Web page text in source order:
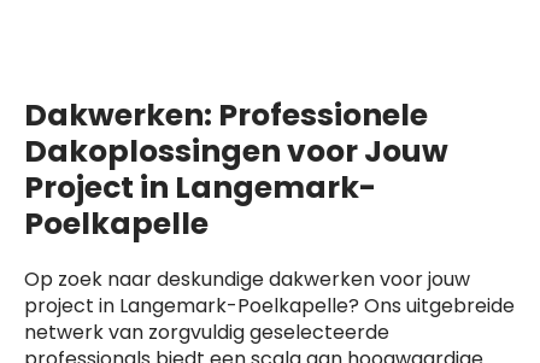
Dakwerken: Professionele
Dakoplossingen voor Jouw
Project in Langemark-
Poelkapelle
Op zoek naar deskundige dakwerken voor jouw
project in Langemark-Poelkapelle? Ons uitgebreide
netwerk van zorgvuldig geselecteerde